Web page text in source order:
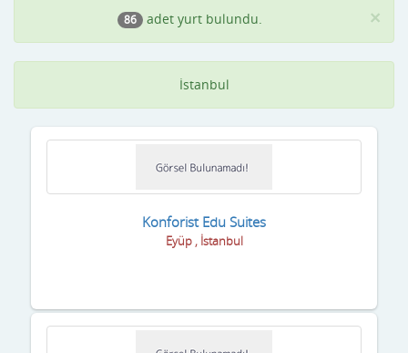
Gaziosmanpaşa
Kadıköy
Kozyatağı
Kız Pansiyonları ×
86 adet yurt bulundu.
İstanbul
Konforist Edu Suites
Eyüp , İstanbul